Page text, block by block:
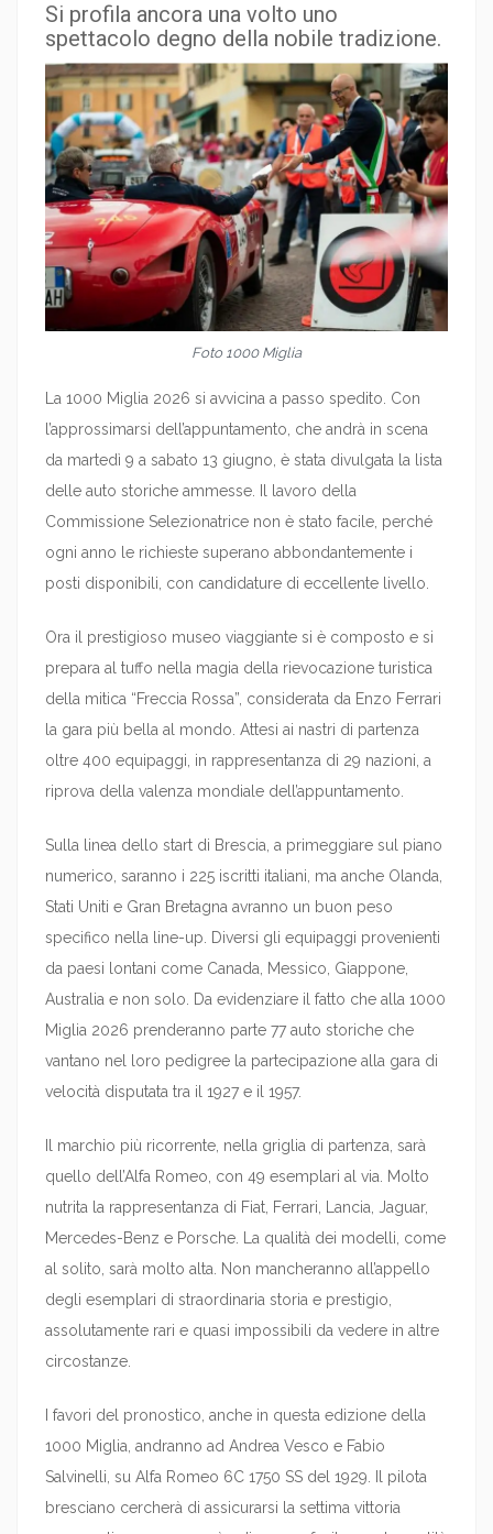
Si profila ancora una volto uno
spettacolo degno della nobile tradizione.
Foto 1000 Miglia
La 1000 Miglia 2026 si avvicina a passo spedito. Con
l’approssimarsi dell’appuntamento, che andrà in scena
da martedì 9 a sabato 13 giugno, è stata divulgata la lista
delle auto storiche ammesse. Il lavoro della
Commissione Selezionatrice non è stato facile, perché
ogni anno le richieste superano abbondantemente i
posti disponibili, con candidature di eccellente livello.
Ora il prestigioso museo viaggiante si è composto e si
prepara al tuffo nella magia della rievocazione turistica
della mitica “Freccia Rossa”, considerata da Enzo Ferrari
la gara più bella al mondo. Attesi ai nastri di partenza
oltre 400 equipaggi, in rappresentanza di 29 nazioni, a
riprova della valenza mondiale dell’appuntamento.
Sulla linea dello start di Brescia, a primeggiare sul piano
numerico, saranno i 225 iscritti italiani, ma anche Olanda,
Stati Uniti e Gran Bretagna avranno un buon peso
specifico nella line-up. Diversi gli equipaggi provenienti
da paesi lontani come Canada, Messico, Giappone,
Australia e non solo. Da evidenziare il fatto che alla 1000
Miglia 2026 prenderanno parte 77 auto storiche che
vantano nel loro pedigree la partecipazione alla gara di
velocità disputata tra il 1927 e il 1957.
Il marchio più ricorrente, nella griglia di partenza, sarà
quello dell’Alfa Romeo, con 49 esemplari al via. Molto
nutrita la rappresentanza di Fiat, Ferrari, Lancia, Jaguar,
Mercedes-Benz e Porsche. La qualità dei modelli, come
al solito, sarà molto alta. Non mancheranno all’appello
degli esemplari di straordinaria storia e prestigio,
assolutamente rari e quasi impossibili da vedere in altre
circostanze.
I favori del pronostico, anche in questa edizione della
1000 Miglia, andranno ad Andrea Vesco e Fabio
Salvinelli, su Alfa Romeo 6C 1750 SS del 1929. Il pilota
bresciano cercherà di assicurarsi la settima vittoria